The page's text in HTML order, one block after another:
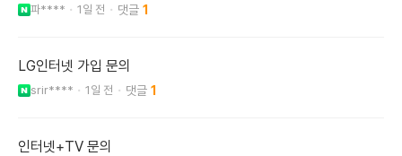
파**** 1일 전 1
LG인터넷 가입 문의
srir**** 1일 전 1
인터넷+TV 문의